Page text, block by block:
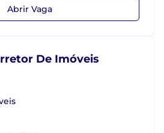
Abrir Vaga
De Imóveis